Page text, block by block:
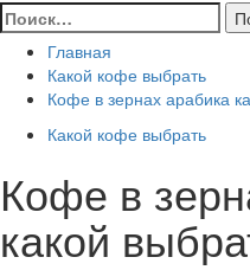
Найти:
Главная
Какой кофе выбрать
Кофе в зернах арабика
Какой кофе выбрать
Кофе в
какой